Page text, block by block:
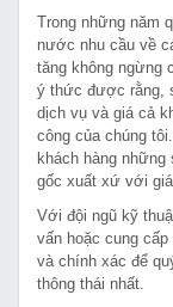
Trong những năm
nước nhu cầu về
tăng không ngừng
ý thức được rằng,
dịch vụ và giá cả
công của chúng
khách hàng
gốc xuất xứ với
Với đội ngũ kỹ
vấn hoặc cung
và chính xác để
thông thái nhất.